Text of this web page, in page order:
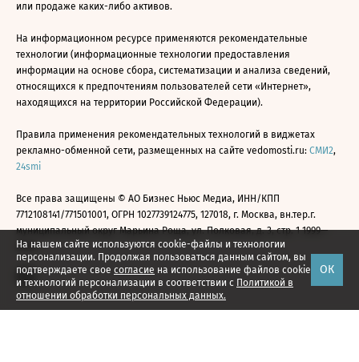
На нашем сайте используются cookie-файлы и технологии
персонализации. Продолжая пользоваться данным сайтом, вы
подтверждаете свое согласие на использование файлов cookie
и технологий персонализации в соответствии с Политикой в
отношении обработки персональных данных.
ОК
или продаже каких-либо активов.
На информационном ресурсе применяются рекомендательные
технологии (информационные технологии предоставления
информации на основе сбора, систематизации и анализа сведений,
относящихся к предпочтениям пользователей сети «Интернет»,
находящихся на территории Российской Федерации).
Правила применения рекомендательных технологий в виджетах
рекламно-обменной сети, размещенных на сайте vedomosti.ru: СМИ2,
24smi
Все права защищены © АО Бизнес Ньюс Медиа, ИНН/КПП
7712108141/771501001, ОГРН 1027739124775, 127018, г. Москва, вн.тер.г.
муниципальный округ Марьина Роща, ул. Полковая, д. 3, стр. 1 1999—
2026